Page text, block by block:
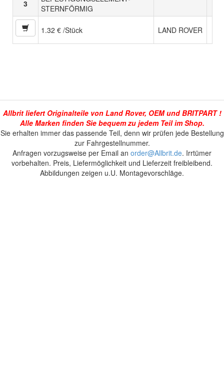
3
STERNFÖRMIG
1.32 € /Stück LAND ROVER
Allbrit liefert Originalteile von Land Rover, OEM und BRITPART !
Alle Marken finden Sie bequem zu jedem Teil im Shop.
Sie erhalten immer das passende Teil, denn wir prüfen jede Bestellung
zur Fahrgestellnummer.
Anfragen vorzugsweise per Email an order@Allbrit.de. Irrtümer
vorbehalten. Preis, Liefermöglichkeit und Lieferzeit freibleibend.
Abbildungen zeigen u.U. Montagevorschläge.